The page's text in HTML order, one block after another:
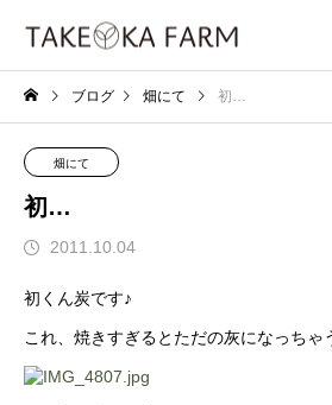
ブログ 畑にて 初…
畑にて
初…
2011.10.04
初くん炭です♪
これ、焼きすぎるとただの灰になっちゃ